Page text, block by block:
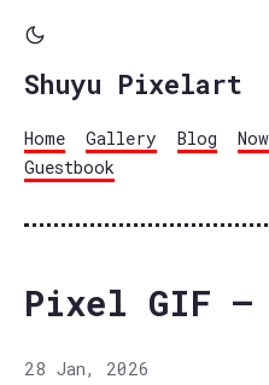
Shuyu Pixelart
Home Gallery Blog Now
Guestbook
Pixel GIF –
28 Jan, 2026